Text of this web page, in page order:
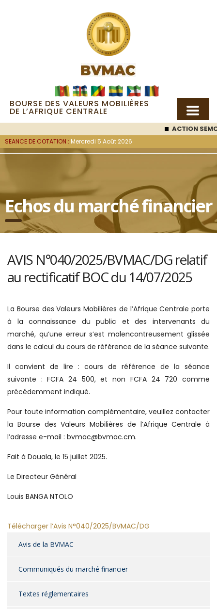
BOURSE DES VALEURS MOBILIÈRES
DE L’AFRIQUE CENTRALE
ACTION SEMC
SEANCE DE COTATION : Mercredi 5 Août 2026
Echos du marché financier
AVIS N°040/2025/BVMAC/DG relatif
au rectificatif BOC du 14/07/2025
La Bourse des Valeurs Mobilières de l’Afrique Centrale porte
à la connaissance du public et des intervenants du
marché, qu’une erreur s’est malencontreusement glissée
dans le calcul du cours de référence de la séance suivante.
Il convient de lire : cours de référence de la séance
suivante : FCFA 24 500, et non FCFA 24 720 comme
précédemment indiqué.
Pour toute information complémentaire, veuillez contacter
la Bourse des Valeurs Mobilières de l’Afrique Centrale à
l’adresse e-mail : bvmac@bvmac.cm.
Fait à Douala, le 15 juillet 2025.
Le Directeur Général
Louis BANGA NTOLO
Télécharger l’Avis N°040/2025/BVMAC/DG
Avis de la BVMAC
Communiqués du marché financier
Textes réglementaires